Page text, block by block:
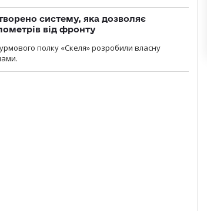
систему, яка дозволяє
від фронту
полку «Скеля» розробили власну